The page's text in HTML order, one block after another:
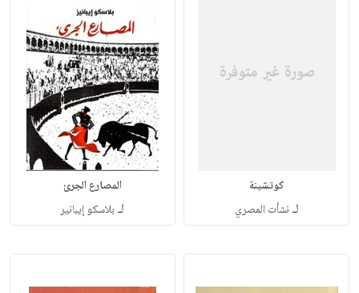
كوتشينة
لـ نشأت المصري
المصارع الجرئ
لـ بلاسكو إيبانير